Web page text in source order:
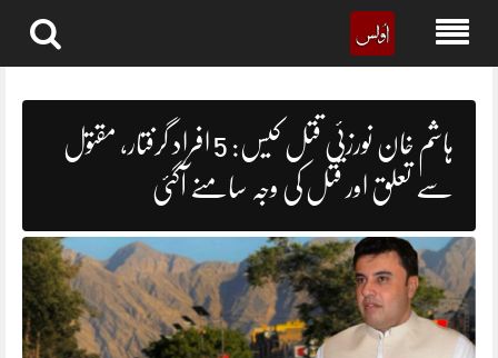
ہاشم خان نورزئی قتل کیس: 5 افراد گرفتار، مقتول
سے تعلق اور قتل کی وجہ سامنے آگئی